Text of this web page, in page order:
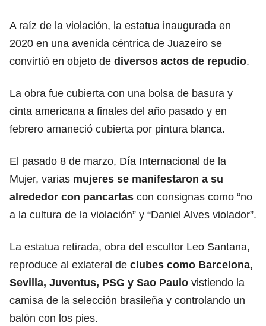
A raíz de la violación, la estatua inaugurada en
2020 en una avenida céntrica de Juazeiro se
convirtió en objeto de diversos actos de repudio.
La obra fue cubierta con una bolsa de basura y
cinta americana a finales del año pasado y en
febrero amaneció cubierta por pintura blanca.
El pasado 8 de marzo, Día Internacional de la
Mujer, varias mujeres se manifestaron a su
alrededor con pancartas con consignas como “no
a la cultura de la violación” y “Daniel Alves violador”.
La estatua retirada, obra del escultor Leo Santana,
reproduce al exlateral de clubes como Barcelona,
Sevilla, Juventus, PSG y Sao Paulo vistiendo la
camisa de la selección brasileña y controlando un
balón con los pies.